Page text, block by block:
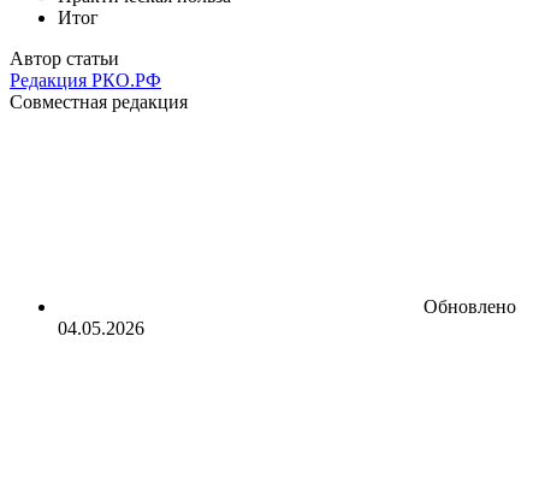
Итог
Автор статьи
Редакция РКО.РФ
Совместная редакция
Обновлено
04.05.2026